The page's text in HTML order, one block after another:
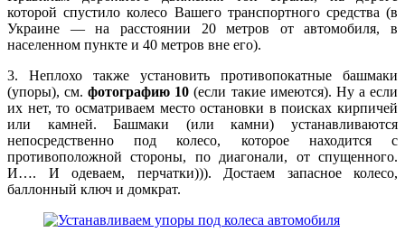
которой спустило колесо Вашего транспортного средства (в
Украине — на расстоянии 20 метров от автомобиля, в
населенном пункте и 40 метров вне его).
3. Неплохо также установить противопокатные башмаки
(упоры), см.фотографию 10 (если такие имеются). Ну а если
их нет, то осматриваем место остановки в поисках кирпичей
или камней. Башмаки (или камни) устанавливаются
непосредственно под колесо, которое находится с
противоположной стороны, по диагонали, от спущенного.
И…. И одеваем, перчатки))). Достаем запасное колесо,
баллонный ключ и домкрат.